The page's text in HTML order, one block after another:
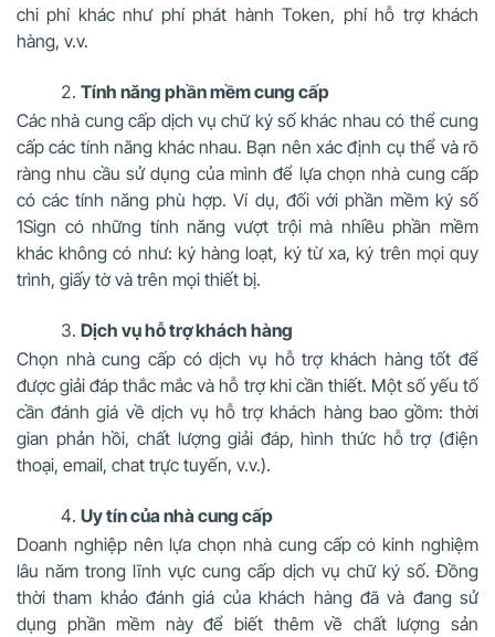
chi phí khác như phí phát hành Token, phí hỗ trợ khách
hàng, v.v.
Tính năng phần mềm cung cấp
Các nhà cung cấp dịch vụ chữ ký số khác nhau có thể cung
cấp các tính năng khác nhau. Bạn nên xác định cụ thể và rõ
ràng nhu cầu sử dụng của mình để lựa chọn nhà cung cấp
có các tính năng phù hợp. Ví dụ, đối với phần mềm ký số
1Sign có những tính năng vượt trội mà nhiều phần mềm
khác không có như: ký hàng loạt, ký từ xa, ký trên mọi quy
trình, giấy tờ và trên mọi thiết bị.
Dịch vụ hỗ trợ khách hàng
Chọn nhà cung cấp có dịch vụ hỗ trợ khách hàng tốt để
được giải đáp thắc mắc và hỗ trợ khi cần thiết. Một số yếu tố
cần đánh giá về dịch vụ hỗ trợ khách hàng bao gồm: thời
gian phản hồi, chất lượng giải đáp, hình thức hỗ trợ (điện
thoại, email, chat trực tuyến, v.v.).
Uy tín của nhà cung cấp
Doanh nghiệp nên lựa chọn nhà cung cấp có kinh nghiệm
lâu năm trong lĩnh vực cung cấp dịch vụ chữ ký số. Đồng
thời tham khảo đánh giá của khách hàng đã và đang sử
dụng phần mềm này để biết thêm về chất lượng sản